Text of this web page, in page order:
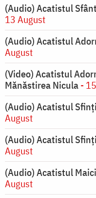
(Audio) Acatistul
13 August
(Audio) Acatistul
August
(Video) Acatistul
Mănăstirea Nicula-
(Audio) Acatistul
August
(Audio) Acatistul
August
(Audio) Acatistul
August